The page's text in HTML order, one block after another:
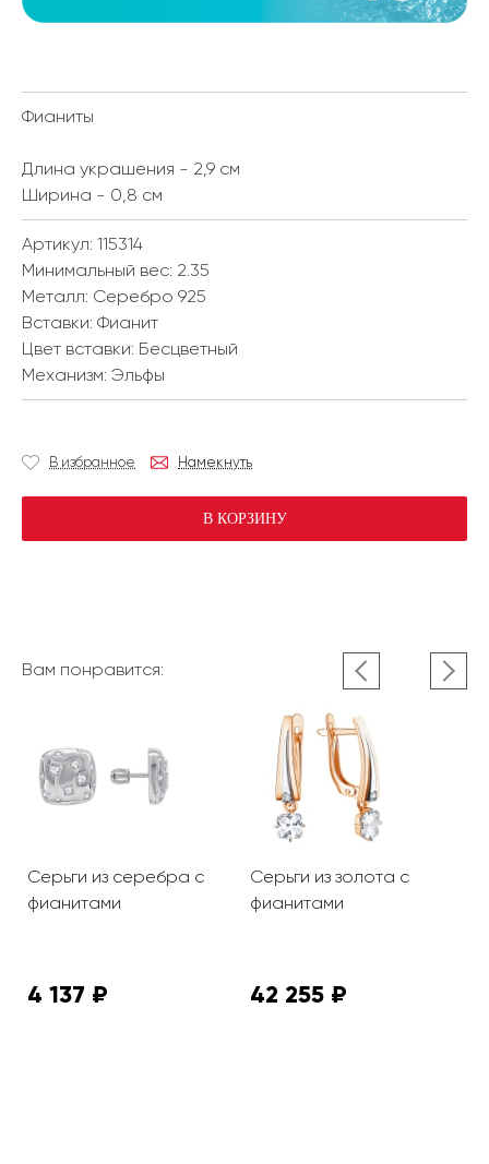
Фианиты
Длина украшения - 2,9 см
Ширина - 0,8 см
Артикул: 115314
Минимальный вес: 2.35
Металл: Серебро 925
Вставки: Фианит
Цвет вставки: Бесцветный
Механизм: Эльфы
В избранное Намекнуть
В КОРЗИНУ
Вам понравится:
Серьги из серебра с
фианитами
4 137 ₽
Серьги из золота с
фианитами
42 255 ₽